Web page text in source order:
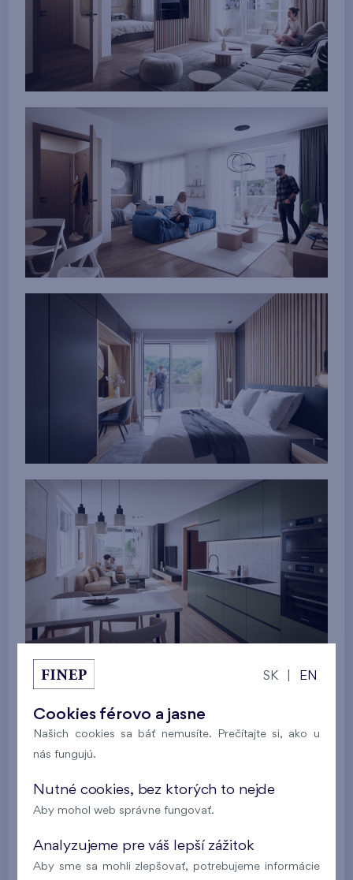
SK EN
Cookies férovo a jasne
Našich cookies sa báť nemusíte. Prečítajte si, ako u
nás fungujú.
Nutné cookies, bez ktorých to nejde
Aby mohol web správne fungovať.
Analyzujeme pre váš lepší zážitok
Aby sme sa mohli zlepšovať, potrebujeme informácie